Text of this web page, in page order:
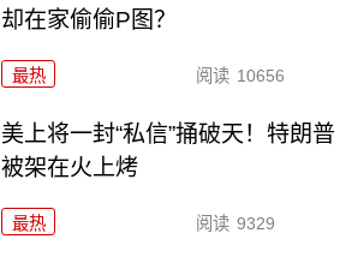
却在家偷偷P图？
最热 阅读 10656
美上将一封“私信”捅破天！特朗普
被架在火上烤
最热 阅读 9329